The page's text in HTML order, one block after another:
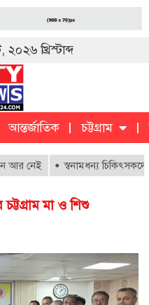
খ্রিস্টাব্দ
আন্তর্জাতিক চট্টগ্রাম
চট্টগ্রাম
নেই স্বনামধন্য চিকিৎসকদের
চট্টগ্রাম মা ও শিশু